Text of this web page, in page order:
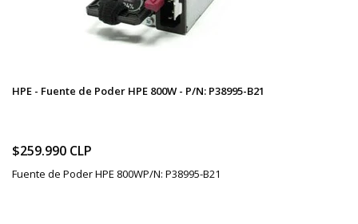
HPE - Fuente de Poder HPE 800W - P/N: P38995-B21
$259.990 CLP
Fuente de Poder HPE 800WP/N: P38995-B21